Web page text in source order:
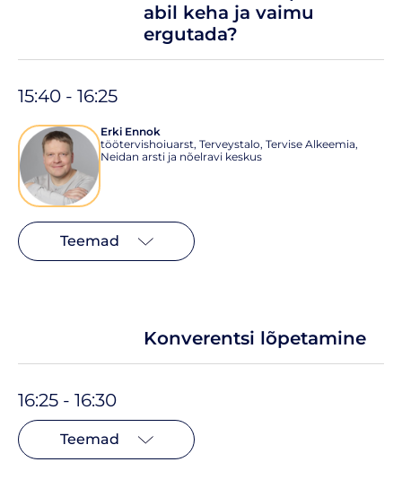
abil keha ja vaimu
ergutada?
15:40 - 16:25
Erki Ennok
töötervishoiuarst, Terveystalo, Tervise Alkeemia,
Neidan arsti ja nõelravi keskus
Teemad
Konverentsi lõpetamine
16:25 - 16:30
Teemad